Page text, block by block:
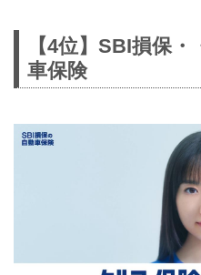
【4位】SBI損保
車保険